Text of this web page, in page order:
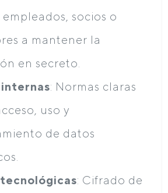
socios o
a mantener la
en secreto.
: Normas claras
uso y
de datos
: Cifrado de